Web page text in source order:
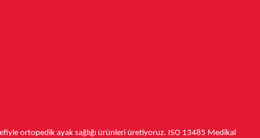
ortopedik ayak sağlığı ürünleri üretiyoruz. ISO 13485 Medikal